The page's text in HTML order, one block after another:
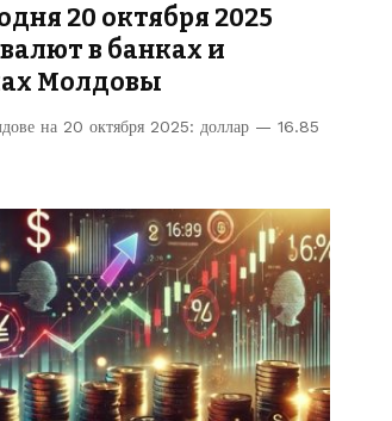
20 октября 2025
в банках и
Молдовы
на 20 октября 2025: доллар — 16.85